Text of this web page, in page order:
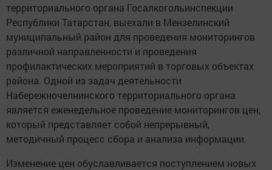
территориального органа Госалкогольинспекции
Республики Татарстан, выехали в Мензелинский
муниципальный район для проведения мониторингов
различной направленности и проведения
профилактических мероприятий в торговых объектах
района. Одной из задач деятельности
Набережночелнинского территориального органа
является еженедельное проведение мониторингов цен,
который представляет собой непрерывный,
методичный процесс сбора и анализа информации.
Изменение цен обуславливается поступлением новых